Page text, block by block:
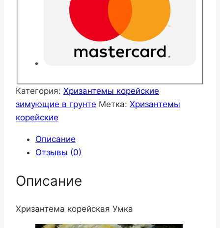
Категория: Хризантемы корейские
зимующие в грунте Метка: Хризантемы
корейские
Описание
Отзывы (0)
Описание
Хризантема корейская Умка